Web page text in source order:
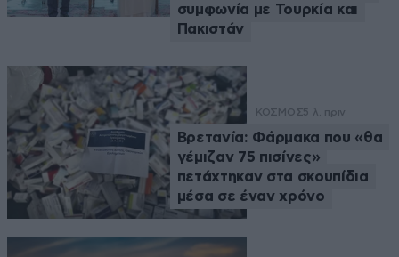
συμφωνία με Τουρκία και
Πακιστάν
ΚΟΣΜΟΣ5 λ. πριν
Βρετανία: Φάρμακα που «θα
γέμιζαν 75 πισίνες»
πετάχτηκαν στα σκουπίδια
μέσα σε έναν χρόνο